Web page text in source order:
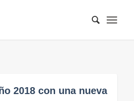
2018 con una nueva